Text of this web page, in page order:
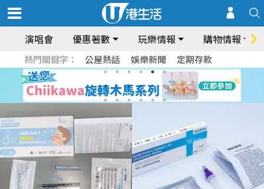
演唱會 優惠著數 玩樂情報 購物情報
熱門關鍵字： 公屋熱話 娛樂新聞 定期存款